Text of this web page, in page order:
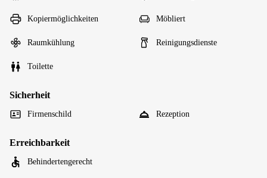
Kopiermöglichkeiten Möbliert
Raumkühlung Reinigungsdienste
Toilette
Sicherheit
Firmenschild Rezeption
Erreichbarkeit
Behindertengerecht